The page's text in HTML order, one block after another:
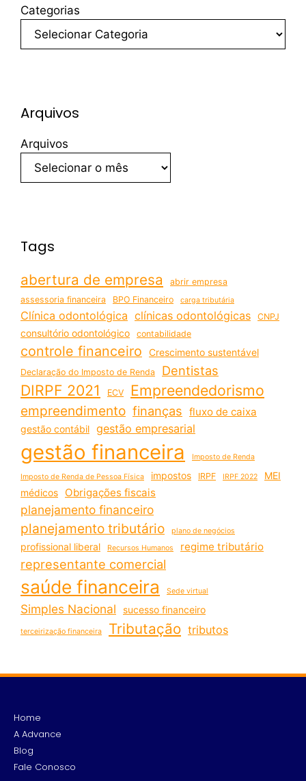
Categorias
Arquivos
Arquivos
Tags
abertura de empresa
abrir empresa
assessoria financeira
BPO Financeiro carga tributária
Clínica odontológica clínicas odontológicas CNPJ
consultório odontológico contabilidade
controle financeiro Crescimento sustentável
Declaração do Imposto de Renda Dentistas
DIRPF 2021 ECV Empreendedorismo
empreendimento finanças fluxo de caixa
gestão contábil gestão empresarial
gestão financeira Imposto de Renda
Imposto de Renda de Pessoa Física impostos IRPF IRPF 2022
MEI
médicos
Obrigações fiscais
planejamento financeiro
planejamento tributário plano de negócios
profissional liberal Recursos Humanos regime tributário
representante comercial
saúde financeira Sede virtual
Simples Nacional sucesso financeiro
terceirização financeira Tributação tributos
Home
A Advance
Blog
Fale Conosco